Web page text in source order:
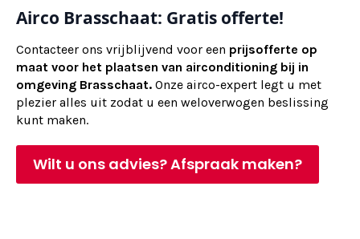
Airco Brasschaat: Gratis offerte!
Contacteer ons vrijblijvend voor een prijsofferte op
maat voor het plaatsen van airconditioning bij in
omgeving Brasschaat. Onze airco-expert legt u met
plezier alles uit zodat u een weloverwogen beslissing
kunt maken.
Wilt u ons advies? Afspraak maken?